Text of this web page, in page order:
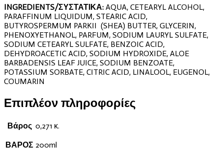
INGREDIENTS/ΣΥΣΤΑΤΙΚΑ: AQUA, CETEARYL ALCOHOL,
PARAFFINUM LIQUIDUM, STEARIC ACID,
BUTYROSPERMUM PARKII (SHEA) BUTTER, GLYCERIN,
PHENOXYETHANOL, PARFUM, SODIUM LAURYL SULFATE,
SODIUM CETEARYL SULFATE, BENZOIC ACID,
DEHYDROACETIC ACID, SODIUM HYDROXIDE, ALOE
BARBADENSIS LEAF JUICE, SODIUM BENZOATE,
POTASSIUM SORBATE, CITRIC ACID, LINALOOL, EUGENOL,
COUMARIN
Επιπλέον πληροφορίες
Βάρος 0,271 κ.
ΒΑΡΟΣ 200ml